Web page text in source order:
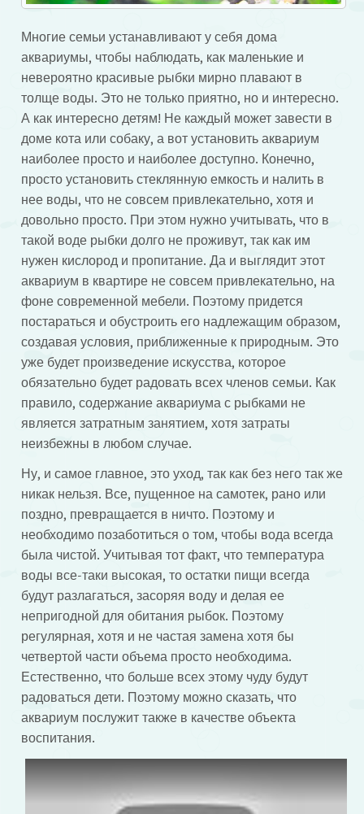
Многие семьи устанавливают у себя дома
аквариумы, чтобы наблюдать, как маленькие и
невероятно красивые рыбки мирно плавают в
толще воды. Это не только приятно, но и интересно.
А как интересно детям! Не каждый может завести в
доме кота или собаку, а вот установить аквариум
наиболее просто и наиболее доступно. Конечно,
просто установить стеклянную емкость и налить в
нее воды, что не совсем привлекательно, хотя и
довольно просто. При этом нужно учитывать, что в
такой воде рыбки долго не проживут, так как им
нужен кислород и пропитание. Да и выглядит этот
аквариум в квартире не совсем привлекательно, на
фоне современной мебели. Поэтому придется
постараться и обустроить его надлежащим образом,
создавая условия, приближенные к природным. Это
уже будет произведение искусства, которое
обязательно будет радовать всех членов семьи. Как
правило, содержание аквариума с рыбками не
является затратным занятием, хотя затраты
неизбежны в любом случае.
Ну, и самое главное, это уход, так как без него так же
никак нельзя. Все, пущенное на самотек, рано или
поздно, превращается в ничто. Поэтому и
необходимо позаботиться о том, чтобы вода всегда
была чистой. Учитывая тот факт, что температура
воды все-таки высокая, то остатки пищи всегда
будут разлагаться, засоряя воду и делая ее
непригодной для обитания рыбок. Поэтому
регулярная, хотя и не частая замена хотя бы
четвертой части объема просто необходима.
Естественно, что больше всех этому чуду будут
радоваться дети. Поэтому можно сказать, что
аквариум послужит также в качестве объекта
воспитания.
Смотрите это видео на YouTube